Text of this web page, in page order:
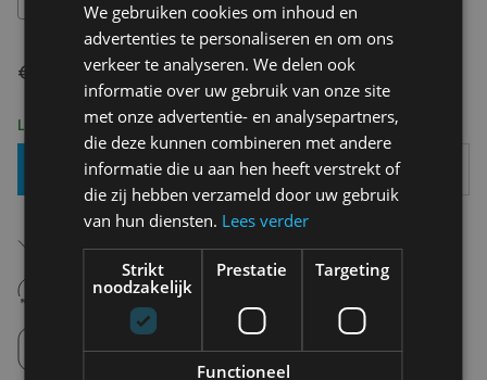
€ 19,90
Levering 2-3 Werkdagen
Toevoegen Aan Mandje
Gratis verzending in België
Vanaf €75,00
14 dagen om te retourneren
Nooit meer spijt van krijgen
Click en Collect
Afhalen in de winkel tussen 10u-18u.
We gebruiken cookies om inhoud en
advertenties te personaliseren en om ons
verkeer te analyseren. We delen ook
informatie over uw gebruik van onze site
met onze advertentie- en analysepartners,
die deze kunnen combineren met andere
informatie die u aan hen heeft verstrekt of
die zij hebben verzameld door uw gebruik
van hun diensten. Lees verder
Strikt
noodzakelijk
Prestatie Targeting
Functioneel